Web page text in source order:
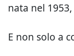
nata nel
E non solo a